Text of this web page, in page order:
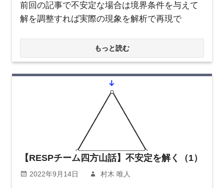
前回の記事で不安定な場合は境界条件を与えて
解を調整すれば実際の現象を解析で再現で
もっと読む
【RESPチーム四方山話】不安定を解く（1）
2022年9月14日 村木 唯人